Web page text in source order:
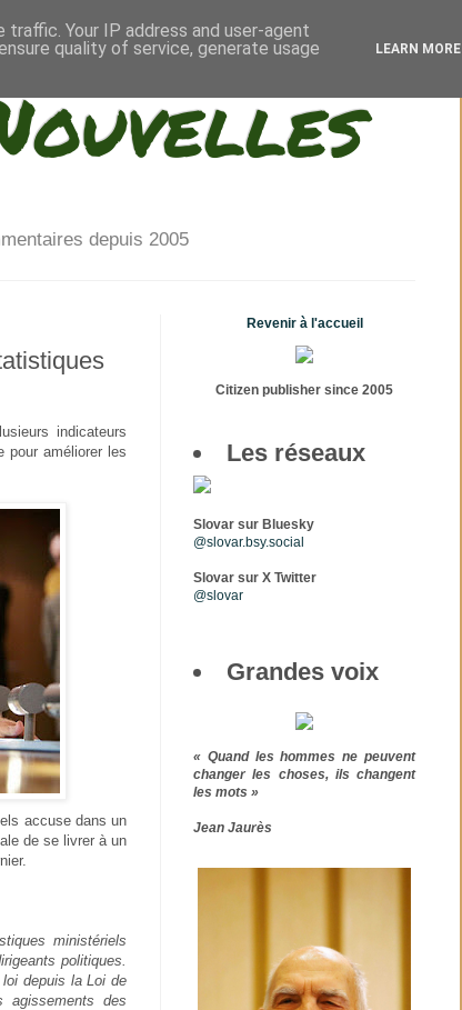
depuis 2005
indicateurs
pour améliorer les
accuse dans un
de se livrer à un
ministériels
politiques.
loi depuis la Loi de
agissements des
Revenir à l'accueil
Citizen publisher since 2005
Les réseaux
Slovar sur Bluesky
@slovar.bsy.social
Slovar sur X Twitter
@slovar
Grandes voix
« Quand les hommes ne peuvent
changer les choses, ils changent
les mots »
Jean Jaurès
Your IP address and user-agent
quality of service, generate usage
LEARN MORE